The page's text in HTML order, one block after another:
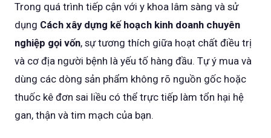
Trong quá trình tiếp cận với y khoa lâm sàng và sử
dụng Cách xây dựng kế hoạch kinh doanh chuyên
nghiệp gọi vốn, sự tương thích giữa hoạt chất điều trị
và cơ địa người bệnh là yếu tố hàng đầu. Tự ý mua và
dùng các dòng sản phẩm không rõ nguồn gốc hoặc
thuốc kê đơn sai liều có thể trực tiếp làm tổn hại hệ
gan, thận và tim mạch của bạn.